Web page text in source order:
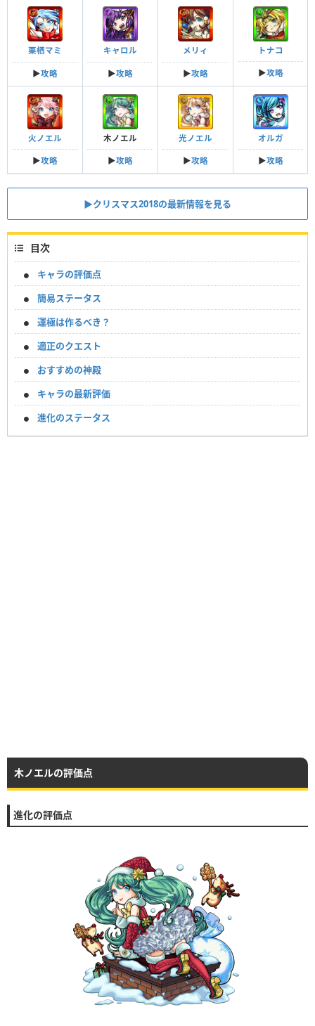
栗栖マミ
▶︎攻略
キャロル
▶︎攻略
メリィ
▶︎攻略
トナコ
▶︎攻略
火ノエル
▶︎攻略
木ノエル
▶︎攻略
光ノエル
▶︎攻略
オルガ
▶︎攻略
▶クリスマス2018の最新情報を見る
目次
キャラの評価点
簡易ステータス
運極は作るべき？
適正のクエスト
おすすめの神殿
キャラの最新評価
進化のステータス
木ノエルの評価点
進化の評価点